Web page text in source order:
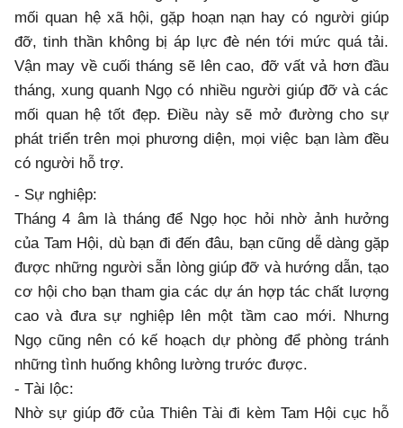
mối quan hệ xã hội, gặp hoạn nạn hay có người giúp
đỡ, tinh thần không bị áp lực đè nén tới mức quá tải.
Vận may về cuối tháng sẽ lên cao, đỡ vất vả hơn đầu
tháng, xung quanh Ngọ có nhiều người giúp đỡ và các
mối quan hệ tốt đẹp. Điều này sẽ mở đường cho sự
phát triển trên mọi phương diện, mọi việc bạn làm đều
có người hỗ trợ.
- Sự nghiệp:
Tháng 4 âm là tháng để Ngọ học hỏi nhờ ảnh hưởng
của Tam Hội, dù bạn đi đến đâu, bạn cũng dễ dàng gặp
được những người sẵn lòng giúp đỡ và hướng dẫn, tạo
cơ hội cho bạn tham gia các dự án hợp tác chất lượng
cao và đưa sự nghiệp lên một tầm cao mới. Nhưng
Ngọ cũng nên có kế hoạch dự phòng để phòng tránh
những tình huống không lường trước được.
- Tài lộc:
Nhờ sự giúp đỡ của Thiên Tài đi kèm Tam Hội cục hỗ